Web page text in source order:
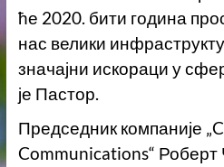
ће 2020. бити година
нас велики
значајни искораци у
је Пастор.
Председник компаније
Communications“ Роберт